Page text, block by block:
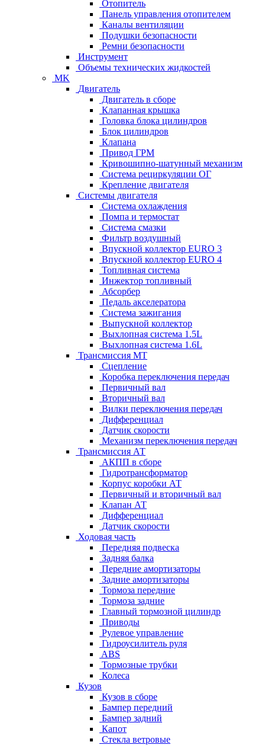
Отопитель
Панель управления отопителем
Каналы вентиляции
Подушки безопасности
Ремни безопасности
Инструмент
Объемы технических жидкостей
MK
Двигатель
Двигатель в сборе
Клапанная крышка
Головка блока цилиндров
Блок цилиндров
Клапана
Привод ГРМ
Кривошипно-шатунный механизм
Система рециркуляции ОГ
Крепление двигателя
Системы двигателя
Система охлаждения
Помпа и термостат
Система смазки
Фильтр воздушный
Впускной коллектор EURO 3
Впускной коллектор EURO 4
Топливная система
Инжектор топливный
Абсорбер
Педаль акселератора
Система зажигания
Выпускной коллектор
Выхлопная система 1.5L
Выхлопная система 1.6L
Трансмиссия МТ
Сцепление
Коробка переключения передач
Первичный вал
Вторичный вал
Вилки переключения передач
Дифференциал
Датчик скорости
Механизм переключения передач
Трансмиссия АТ
АКПП в сборе
Гидротрансформатор
Корпус коробки АТ
Первичный и вторичный вал
Клапан АТ
Дифференциал
Датчик скорости
Ходовая часть
Передняя подвеска
Задняя балка
Передние амортизаторы
Задние амортизаторы
Тормоза передние
Тормоза задние
Главный тормозной цилиндр
Приводы
Рулевое управление
Гидроусилитель руля
ABS
Тормозные трубки
Колеса
Кузов
Кузов в сборе
Бампер передний
Бампер задний
Капот
Стекла ветровые